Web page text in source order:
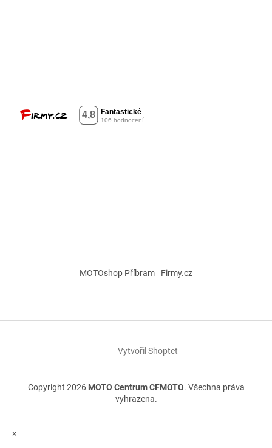
MOTOshop Příbram Firmy.cz
Vytvořil Shoptet
Copyright 2026 MOTO Centrum CFMOTO. Všechna práva
vyhrazena.
×